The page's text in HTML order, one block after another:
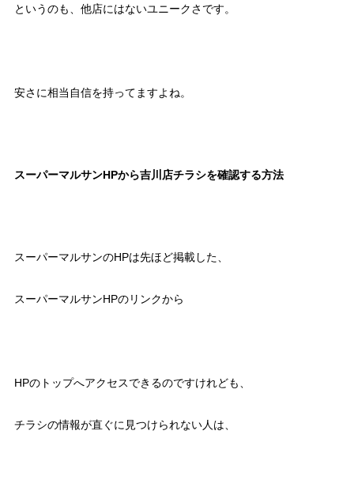
というのも、他店にはないユニークさです。
安さに相当自信を持ってますよね。
スーパーマルサンHPから吉川店チラシを確認する方法
スーパーマルサンのHPは先ほど掲載した、
スーパーマルサンHPのリンクから
HPのトップへアクセスできるのですけれども、
チラシの情報が直ぐに見つけられない人は、